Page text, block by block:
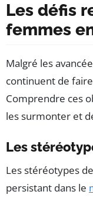
Les défis
femmes
Malgré les
continuent de
Comprendre ces
les surmonter et
Les
Les stéréotypes
persistant dans le